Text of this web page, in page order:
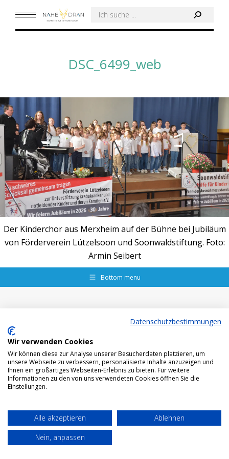
Search:
DSC_6499_web
Der Kinderchor aus Merxheim auf der Bühne bei Jubiläum
von Förderverein Lützelsoon und Soonwaldstiftung. Foto:
Armin Seibert
Bottom menu
Datenschutzbestimmungen
Wir verwenden Cookies
Wir können diese zur Analyse unserer Besucherdaten platzieren, um
unsere Webseite zu verbessern, personalisierte Inhalte anzuzeigen und
Ihnen ein großartiges Webseiten-Erlebnis zu bieten. Für weitere
Informationen zu den von uns verwendeten Cookies öffnen Sie die
Einstellungen.
Alle akzeptieren
Ablehnen
Nein, anpassen